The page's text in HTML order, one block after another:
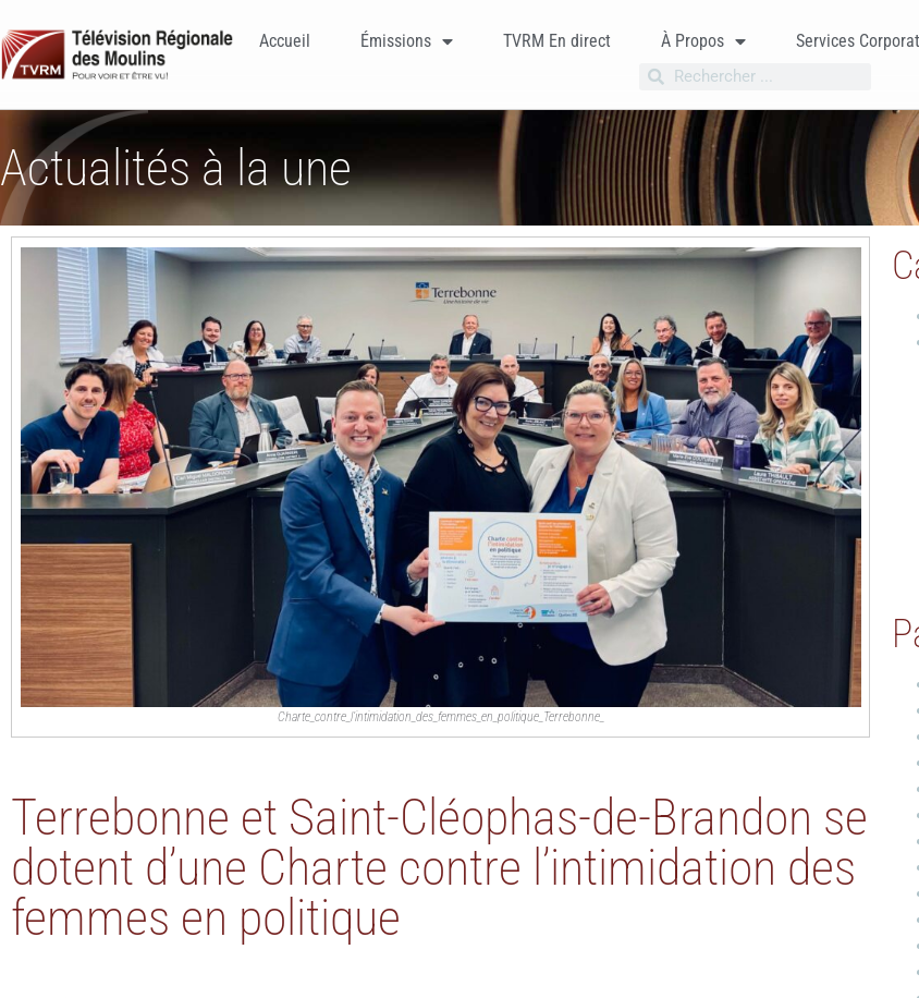
Accueil Émissions TVRM En direct À Propos Services
Actualités à la une
Charte_contre_l’intimidation_des_femmes_en_politique_Terrebonne_
Terrebonne et Saint-Cléophas-de-Brandon se
dotent d’une Charte contre l’intimidation des
femmes en politique